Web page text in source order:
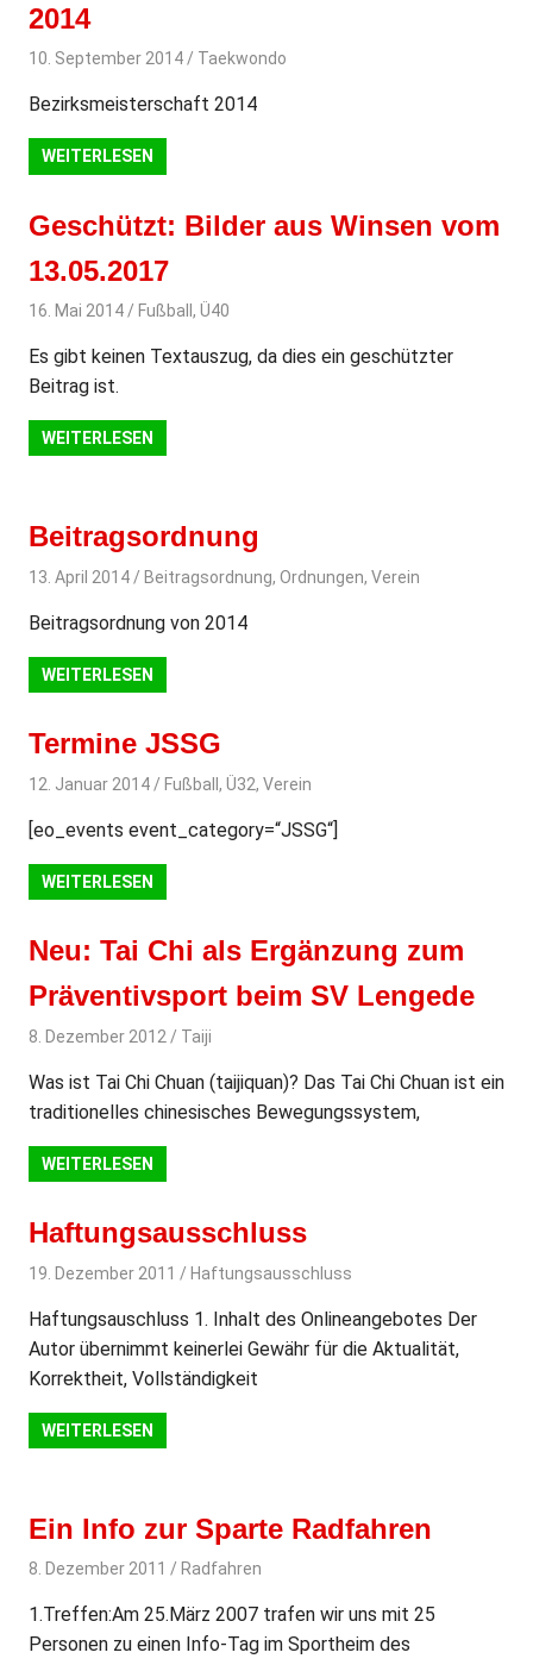
2014
10. September 2014 svladmin
Taekwondo
Bezirksmeisterschaft 2014
WEITERLESEN
Geschützt: Bilder aus Winsen vom
13.05.2017
16. Mai 2014 svladmin
Fußball , Ü40
Es gibt keinen Textauszug, da dies ein geschützter
Beitrag ist.
WEITERLESEN
Beitragsordnung
13. April 2014 svladmin
Beitragsordnung, Ordnungen, Verein
Beitragsordnung von 2014
WEITERLESEN
Termine JSSG
12. Januar 2014 svladmin
Fußball , Ü32, Verein
[eo_events event_category=“JSSG“]
WEITERLESEN
Neu: Tai Chi als Ergänzung zum
Präventivsport beim SV Lengede
8. Dezember 2012 svladmin
Taiji
Was ist Tai Chi Chuan (taijiquan)? Das Tai Chi Chuan ist ein
traditionelles chinesisches Bewegungssystem,
WEITERLESEN
Haftungsausschluss
19. Dezember 2011 svladmin
Haftungsausschluss
Haftungsauschluss 1. Inhalt des Onlineangebotes Der
Autor übernimmt keinerlei Gewähr für die Aktualität,
Korrektheit, Vollständigkeit
WEITERLESEN
Ein Info zur Sparte Radfahren
8. Dezember 2011 svladmin
Radfahren
1.Treffen:Am 25.März 2007 trafen wir uns mit 25
Personen zu einen Info-Tag im Sportheim des